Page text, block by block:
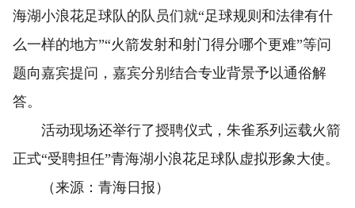
海湖小浪花足球队的队员们就“足球规则和法律有什
么一样的地方”“火箭发射和射门得分哪个更难”等问
题向嘉宾提问，嘉宾分别结合专业背景予以通俗解
答。
活动现场还举行了授聘仪式，朱雀系列运载火箭
正式“受聘担任”青海湖小浪花足球队虚拟形象大使。
（来源：青海日报）